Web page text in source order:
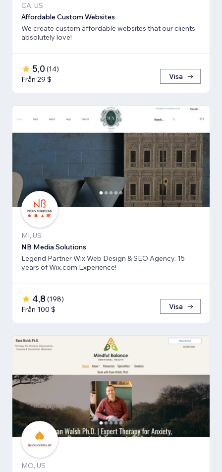
CA, US
Affordable Custom Websites
We create custom affordable websites that our clients
absolutely love!
5,0 (14)
Från 29 $
Visa
MI, US
NB Media Solutions
Legend Partner Wix Web Design & SEO Agency. 15
years of Wix.com Experience!
4,8 (198)
Från 100 $
Visa
MO, US